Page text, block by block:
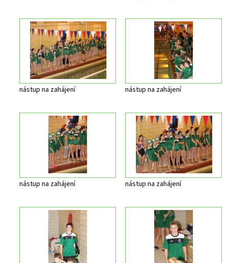
nástup na zahájení nástup na zahájení
nástup na zahájení nástup na zahájení